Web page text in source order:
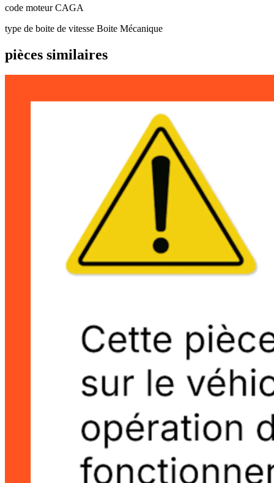
code moteurCAGA
type de boite de vitesse Boite Mécanique
pièces similaires